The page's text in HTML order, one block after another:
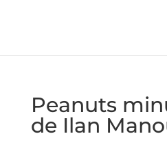
Peanuts
de Ilan